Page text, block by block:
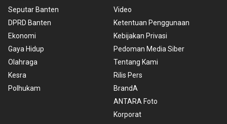
Seputar Banten
DPRD Banten
Ekonomi
Gaya Hidup
Olahraga
Kesra
Polhukam
Video
Ketentuan Penggunaan
Kebijakan Privasi
Pedoman Media Siber
Tentang Kami
Rilis Pers
BrandA
ANTARA Foto
Korporat